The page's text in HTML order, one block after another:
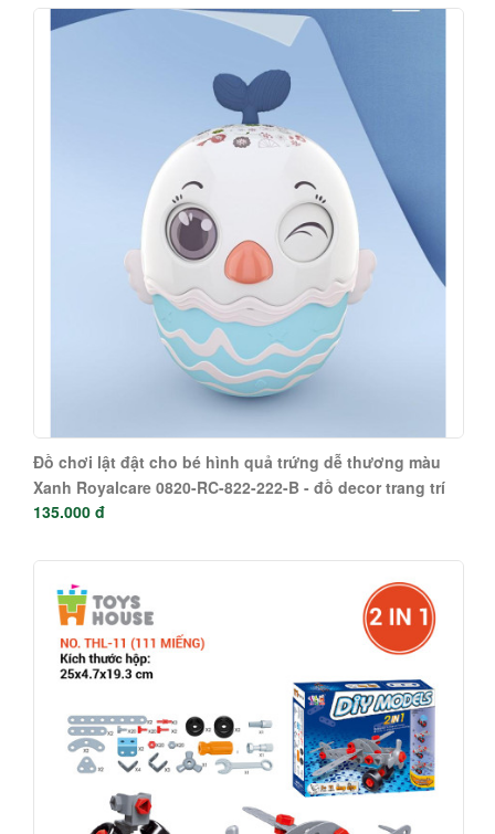
Đồ chơi lật đật cho bé hình quả trứng dễ thương màu
Xanh Royalcare 0820-RC-822-222-B - đồ decor trang trí
phòng bé
135.000 đ